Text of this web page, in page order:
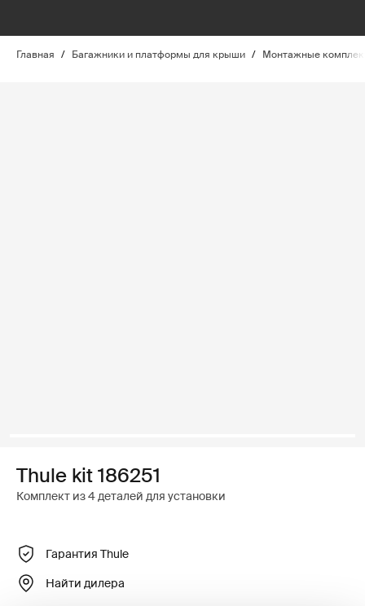
Главная / Багажники и платформы для крыши / Монтажные
Thule kit 186251
Комплект из 4 деталей для установки
Гарантия Thule
Найти дилера